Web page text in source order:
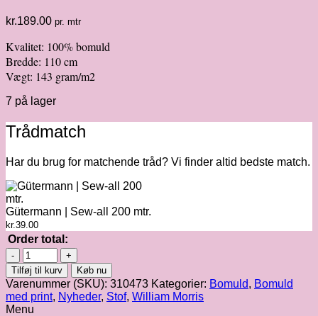
kr.189.00 pr. mtr
Kvalitet: 100% bomuld
Bredde: 110 cm
Vægt: 143 gram/m2
7 på lager
Trådmatch
Har du brug for matchende tråd? Vi finder altid bedste match.
Gütermann | Sew-all 200 mtr.
kr.39.00
Order total:
Morris
&
Co
|
Loddon
Tilføj til kurv Køb nu
Varenummer (SKU): 310473 Kategorier: Bomuld, Bomuld
med print, Nyheder, Stof, William Morris
Menu